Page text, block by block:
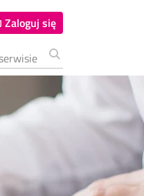
Zaloguj się